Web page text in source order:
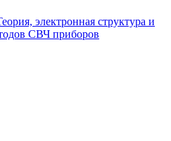
электронная структура и
СВЧ приборов